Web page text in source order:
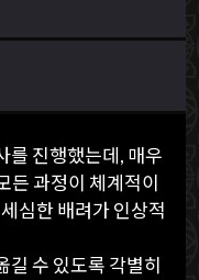
를 진행했는데, 매우
든 과정이 체계적이
심한 배려가 인상적
수 있도록 각별히